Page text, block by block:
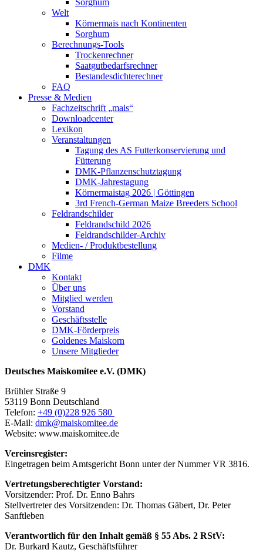
Welt
Körnermais nach Kontinenten
Sorghum
Berechnungs-Tools
Trockenrechner
Saatgutbedarfsrechner
Bestandesdichterechner
FAQ
Presse & Medien
Fachzeitschrift „mais“
Downloadcenter
Lexikon
Veranstaltungen
Tagung des AS Futterkonservierung und
Fütterung
DMK-Pflanzenschutztagung
DMK-Jahrestagung
Körnermaistag 2026 | Göttingen
3rd French-German Maize Breeders School
Feldrandschilder
Feldrandschild 2026
Feldrandschilder-Archiv
Medien- / Produktbestellung
Filme
DMK
Kontakt
Über uns
Mitglied werden
Vorstand
Geschäftsstelle
DMK-Förderpreis
Goldenes Maiskorn
Unsere Mitglieder
Deutsches Maiskomitee e.V. (DMK)
Brühler Straße 9
53119 Bonn Deutschland
Telefon: +49 (0)228 926 580
E-Mail: dmk@maiskomitee.de
Website: www.maiskomitee.de
Vereinsregister:
Eingetragen beim Amtsgericht Bonn unter der Nummer VR 3816.
Vertretungsberechtigter Vorstand:
Vorsitzender: Prof. Dr. Enno Bahrs
Stellvertreter des Vorsitzenden: Dr. Thomas Gäbert, Dr. Peter
Sanftleben
Verantwortlich für den Inhalt gemäß § 55 Abs. 2 RStV:
Dr. Burkard Kautz, Geschäftsführer